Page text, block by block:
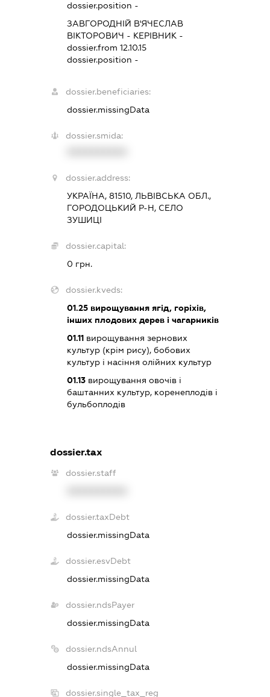
dossier.position -
ЗАВГОРОДНІЙ В'ЯЧЕСЛАВ
ВІКТОРОВИЧ - КЕРІВНИК -
dossier.from 12.10.15
dossier.position -
dossier.beneficiaries:
dossier.missingData
dossier.smida:
dossier.address:
УКРАЇНА, 81510, ЛЬВІВСЬКА ОБЛ.,
ГОРОДОЦЬКИЙ Р-Н, СЕЛО
ЗУШИЦІ
dossier.capital:
0 грн.
dossier.kveds:
01.25 вирощування ягід, горіхів,
інших плодових дерев і чагарників
01.11 вирощування зернових
культур (крім рису), бобових
культур і насіння олійних культур
01.13 вирощування овочів і
баштанних культур, коренеплодів і
бульбоплодів
dossier.tax
dossier.staff
dossier.taxDebt
dossier.missingData
dossier.esvDebt
dossier.missingData
dossier.ndsPayer
dossier.missingData
dossier.ndsAnnul
dossier.missingData
dossier.single_tax_reg